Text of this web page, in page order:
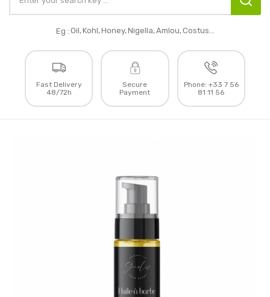
Eg : Oil,Kohl,Honey,Nigella,Amlou,Costus...
Fast Delivery
48/72h
Secure
Payment
Phone: +33 7 56
81 11 56